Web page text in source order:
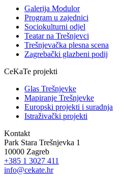
Galerija Modulor
Program u zajednici
Sociokulturni odjel
Teatar na Trešnjevci
Trešnjevačka plesna scena
Zagrebački glazbeni podij
CeKaTe projekti
Glas Trešnjevke
Mapiranje Trešnjevke
Europski projekti i suradnja
Istraživački projekti
Kontakt
Park Stara Trešnjevka 1
10000 Zagreb
+385 1 3027 411
info@cekate.hr